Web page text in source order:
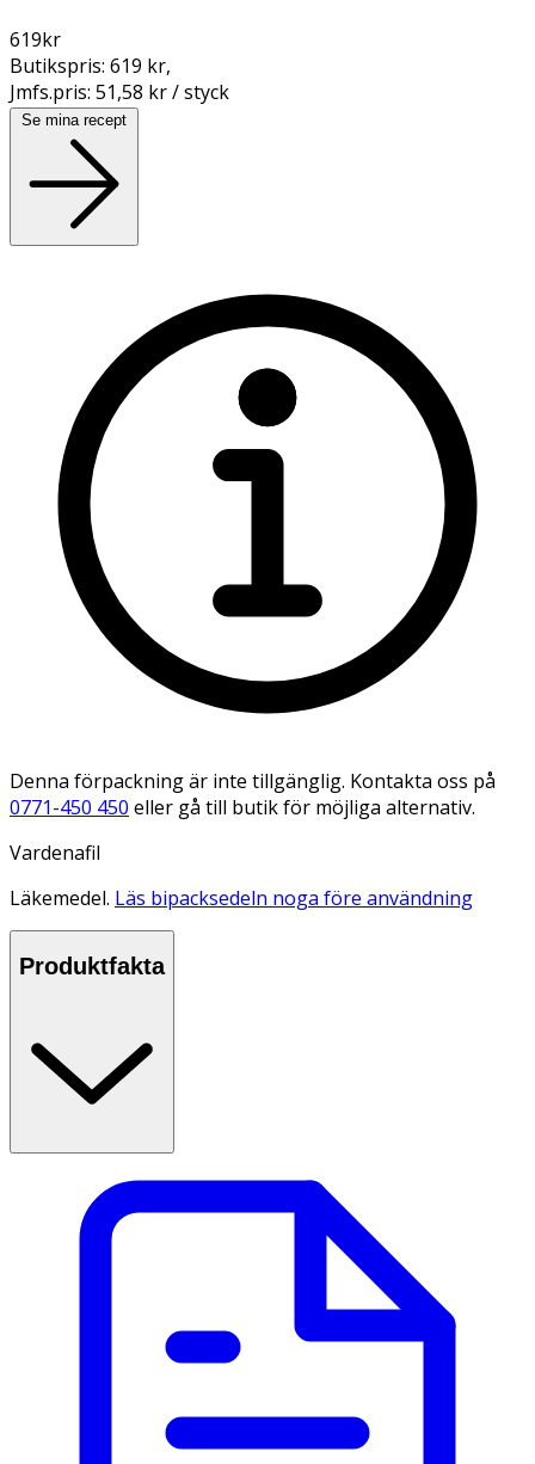
619kr
Butikspris: 619 kr,
Jmfs.pris: 51,58 kr / styck
Se mina recept
Denna förpackning är inte tillgänglig. Kontakta oss på
0771-450 450 eller gå till butik för möjliga alternativ.
Vardenafil
Läkemedel. Läs bipacksedeln noga före användning
Produktfakta